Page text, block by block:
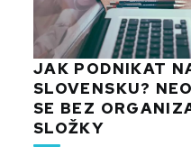
JAK PODNIKAT
SLOVENSKU?
SE BEZ
SLOŽKY